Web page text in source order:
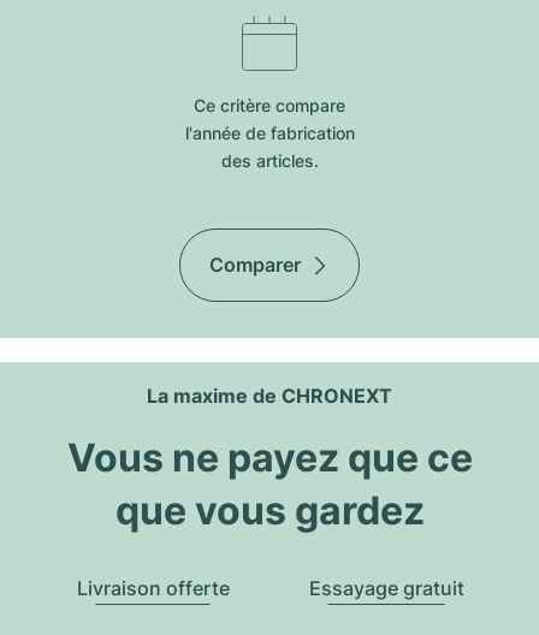
Ce critère compare
l'année de fabrication
des articles.
Comparer
La maxime de CHRONEXT
Vous ne payez que ce
que vous gardez
Livraison offerte Essayage gratuit